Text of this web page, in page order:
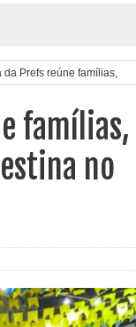
da Prefs reúne famílias,
famílias,
no